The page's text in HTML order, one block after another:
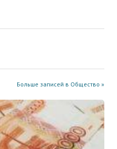
Больше записей в Общество »